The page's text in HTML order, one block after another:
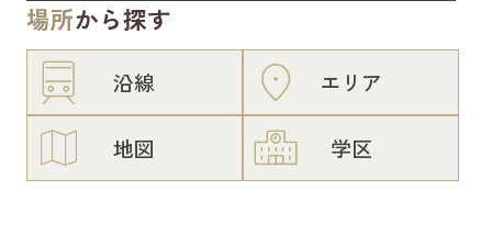
場所から探す
沿線 エリア
地図 学区